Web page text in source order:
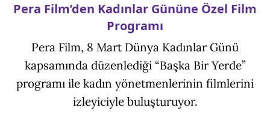
Pera Film’den Kadınlar Gününe Özel Film
Programı
Pera Film, 8 Mart Dünya Kadınlar Günü
kapsamında düzenlediği “Başka Bir Yerde”
programı ile kadın yönetmenlerinin filmlerini
izleyiciyle buluşturuyor.